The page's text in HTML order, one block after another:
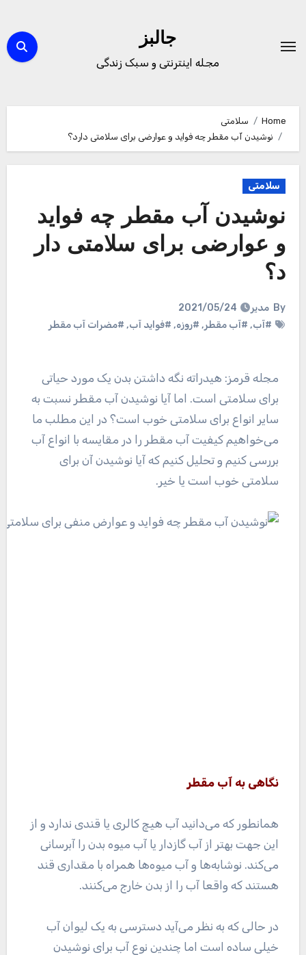
content
جالبز
مجله اینترنتی و سبک زندگی
Home
سلامتی
نوشیدن آب مقطر چه فواید و عوارضی برای سلامتی دارد؟
سلامتی
نوشیدن آب مقطر چه فواید
و عوارضی برای سلامتی دار
د؟
By مدیر
2021/05/24
#آب, #آب مقطر, #روزه, #فواید آب, #مضرات آب مقطر
مجله قرمز: هیدراته نگه داشتن بدن یک مورد حیاتی
برای سلامتی است. اما آیا نوشیدن آب مقطر نسبت به
سایر انواع برای سلامتی خوب است؟ در این مطلب ما
می‌خواهیم کیفیت آب مقطر را در مقایسه با انواع آب
بررسی کنیم و تحلیل کنیم که آیا نوشیدن آن برای
سلامتی خوب است یا خیر.
نگاهی به آب مقطر
همانطور که می‌دانید آب هیچ کالری یا قندی ندارد و از
این جهت بهتر از آب گازدار یا آب میوه بدن را آبرسانی
می‌کند. نوشابه‌ها و آب میوه‌ها همراه با مقداری قند
هستند که واقعا آب را از بدن خارج می‌کنند.
در حالی که به نظر می‌آید دسترسی به یک لیوان آب
خیلی ساده است اما چندین نوع آب برای نوشیدن